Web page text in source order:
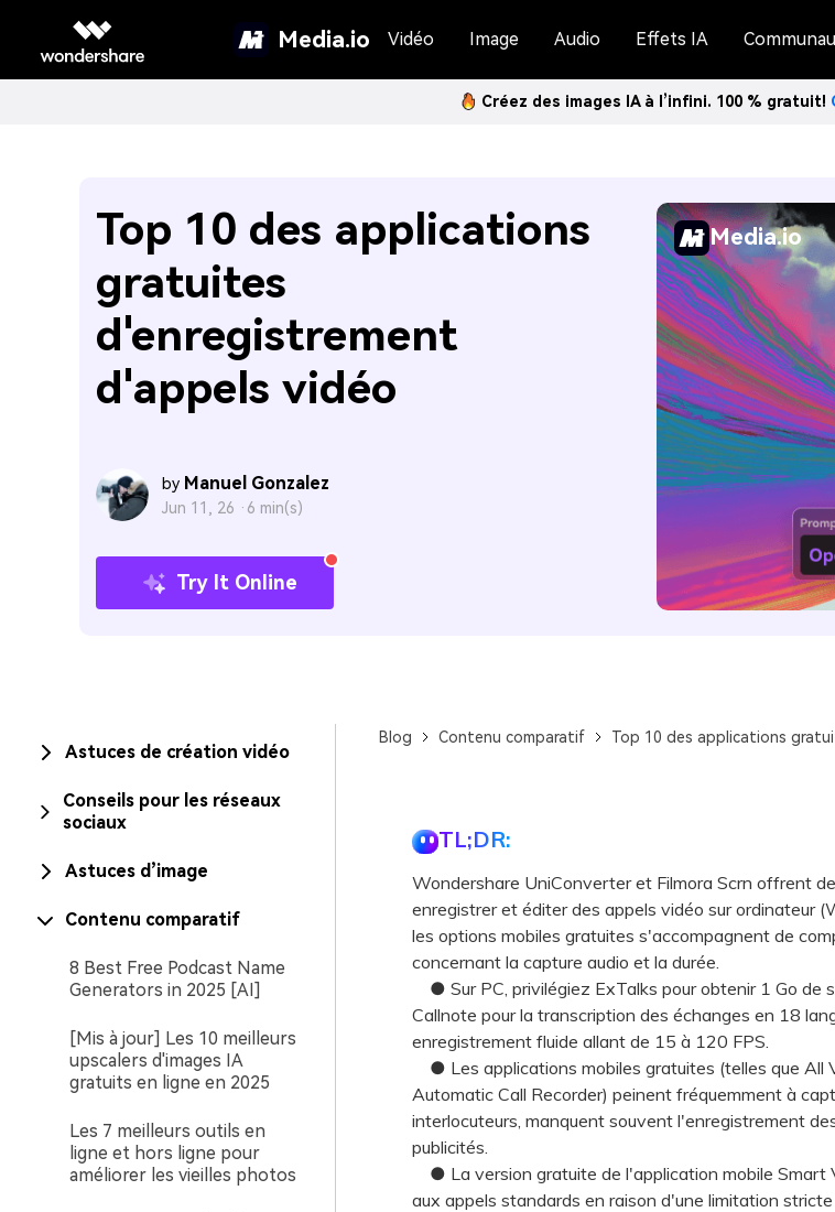
Media.io Vidéo Image Audio Effets IA
Créez des images IA à l’infini. 100 % gratuit!
Top 10 des applications
gratuites
d'enregistrement
d'appels vidéo
by Manuel Gonzalez
Jun 11, 26 · 6 min(s)
Try It Online
Media.io
Astuces de création vidéo
Conseils pour les réseaux
sociaux
Astuces d’image
Contenu comparatif
8 Best Free Podcast Name
Generators in 2025 [AI]
[Mis à jour] Les 10 meilleurs
upscalers d'images IA
gratuits en ligne en 2025
Les 7 meilleurs outils en
ligne et hors ligne pour
améliorer les vieilles photos
Blog Contenu comparatif Top 10 des applications
TL;DR:
Wondershare UniConverter et Filmora Scrn offrent
enregistrer et éditer des appels vidéo sur ordinateur
les options mobiles gratuites s'accompagnent de
concernant la capture audio et la durée.
● Sur PC, privilégiez ExTalks pour obtenir 1 Go de
Callnote pour la transcription des échanges en 18
enregistrement fluide allant de 15 à 120 FPS.
● Les applications mobiles gratuites (telles que All
Automatic Call Recorder) peinent fréquemment à
interlocuteurs, manquent souvent l'enregistrement
publicités.
● La version gratuite de l'application mobile Smart
aux appels standards en raison d'une limitation